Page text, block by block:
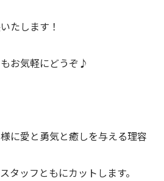
たします！
お気軽にどうぞ♪
に愛と勇気と癒しを与える理容
タッフともにカットします。